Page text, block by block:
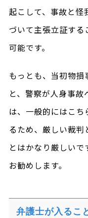
起こして、事故と怪
づいて主張立証す
可能です。
もっとも、当初物損
と、警察が人身事
は、一般的にはこ
るため、厳しい裁判
とはかなり厳しい
お勧めします。
弁護士が入るこ